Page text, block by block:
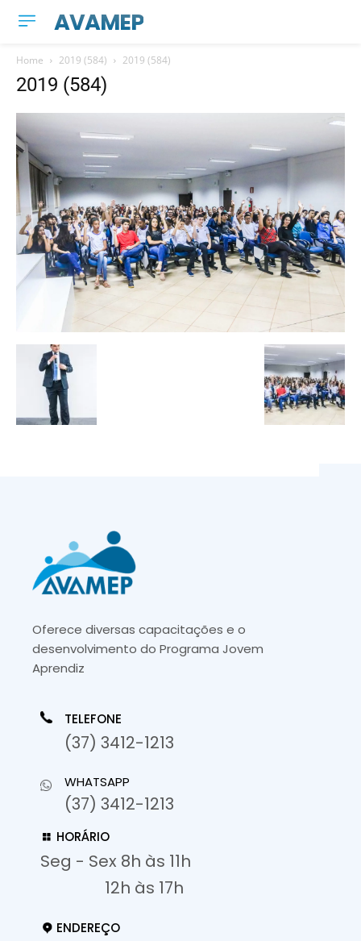
AVAMEP
Home 2019 (584) 2019 (584)
2019 (584)
Oferece diversas capacitações e o
desenvolvimento do Programa Jovem
Aprendiz
TELEFONE
(37) 3412-1213
WHATSAPP
(37) 3412-1213
HORÁRIO
Seg - Sex 8h às 11h
12h às 17h
ENDEREÇO